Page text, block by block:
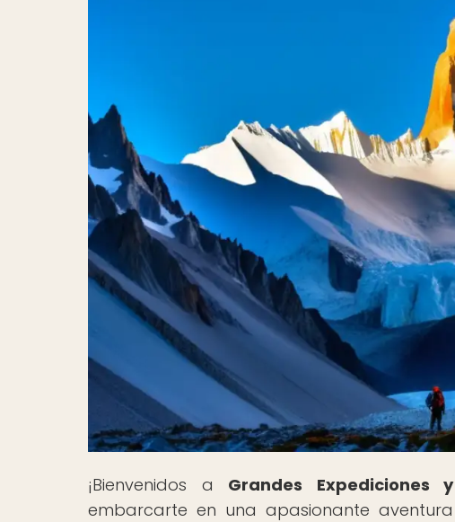
¡Bienvenidos a Grandes Expediciones
embarcarte en una apasionante